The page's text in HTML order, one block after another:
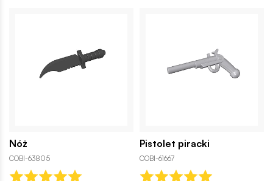
Nóż
COBI-63805
Pistolet piracki
COBI-61667